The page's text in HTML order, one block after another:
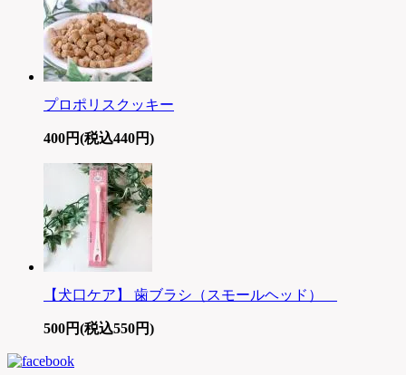
プロポリスクッキー
400円(税込440円)
【犬口ケア】 歯ブラシ（スモールヘッド）
500円(税込550円)